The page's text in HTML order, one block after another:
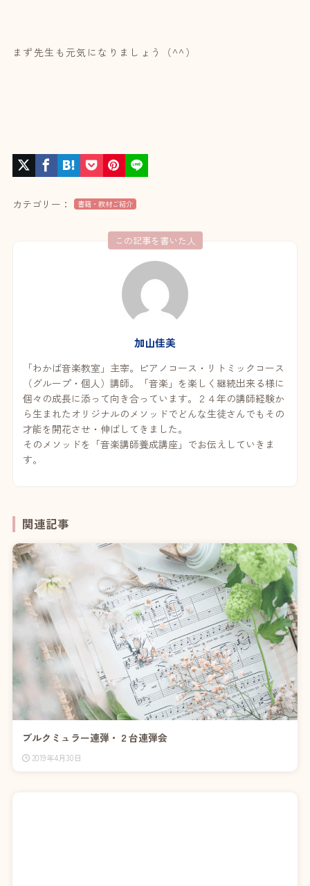
まず先生も元気になりましょう（^^）
カテゴリー： 書籍・教材ご紹介
この記事を書いた人
加山佳美
「わかば音楽教室」主宰。ピアノコース・リトミックコース
（グループ・個人）講師。「音楽」を楽しく継続出来る様に
個々の成長に添って向き合っています。２４年の講師経験か
ら生まれたオリジナルのメソッドでどんな生徒さんでもその
才能を開花させ・伸ばしてきました。
そのメソッドを「音楽講師養成講座」でお伝えしていきま
す。
関連記事
ブルクミュラー連弾・２台連弾会
2019年4月30日